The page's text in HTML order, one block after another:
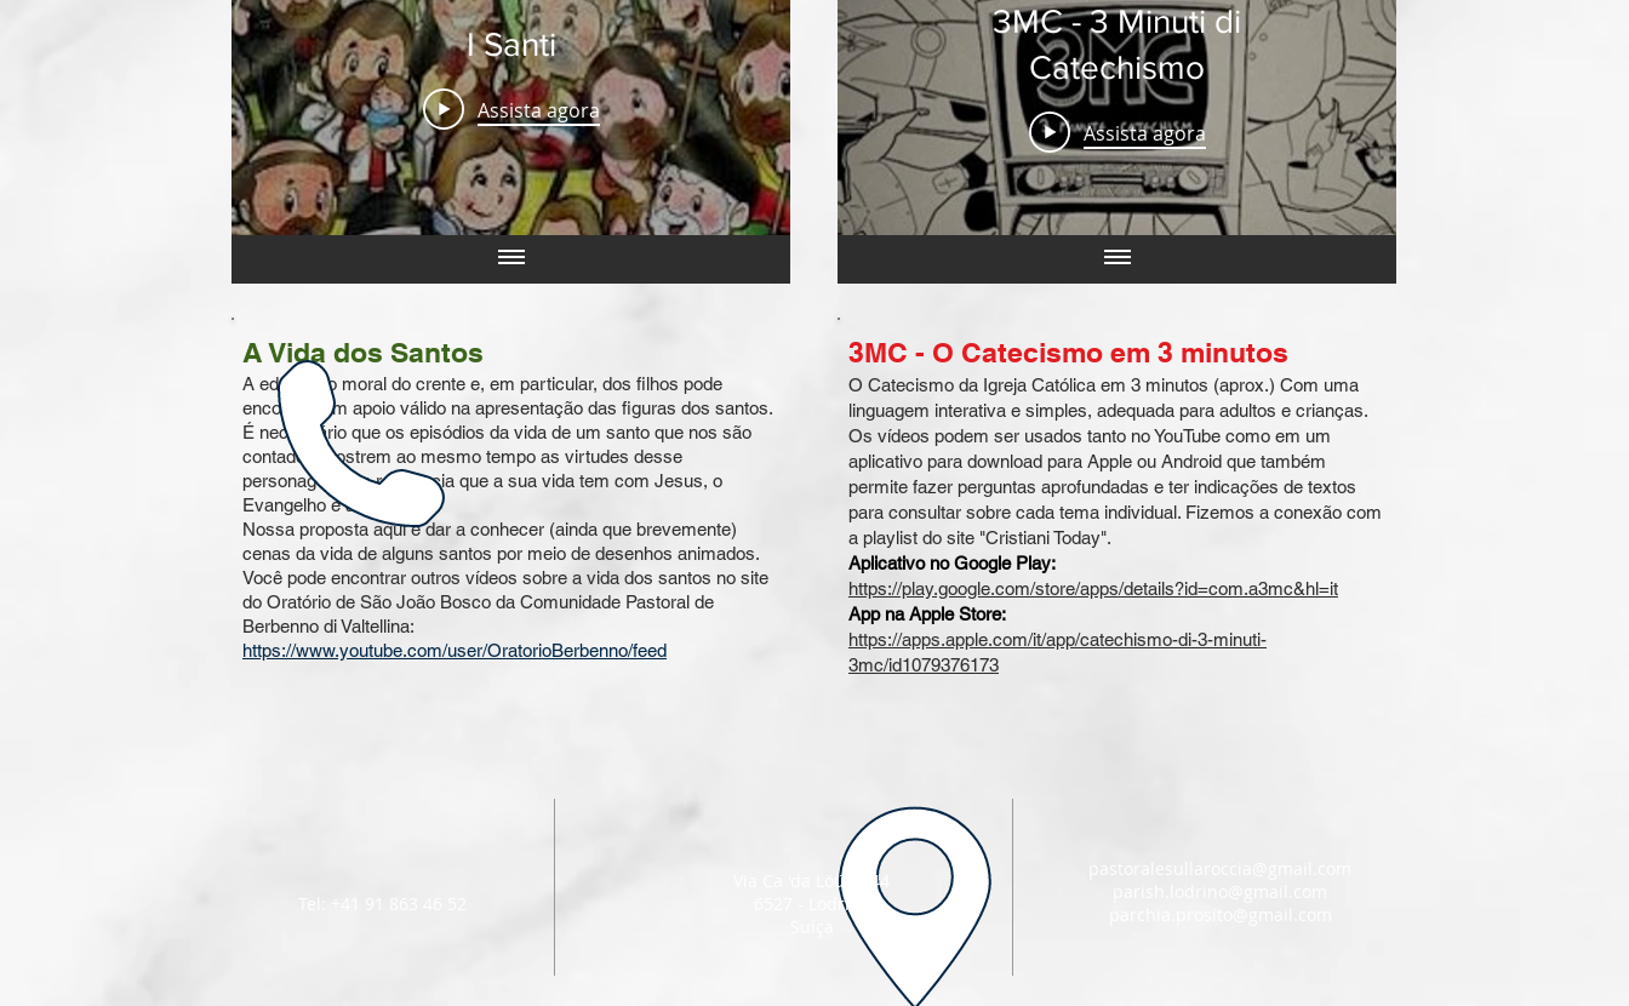
I Santi
Assista agora
A Vida dos Santos
A educação moral do crente e, em particular, dos filhos pode
encontrar um apoio válido na apresentação das figuras dos santos.
É necessário que os episódios da vida de um santo que nos são
contados mostrem ao mesmo tempo as virtudes desse
personagem e a referência que a sua vida tem com Jesus, o
Evangelho e a fé nele.
Nossa proposta aqui é dar a conhecer (ainda que brevemente)
cenas da vida de alguns santos por meio de desenhos animados.
Você pode encontrar outros vídeos sobre a vida dos santos no site
do Oratório de São João Bosco da Comunidade Pastoral de
Berbenno di Valtellina:
https://www.youtube.com/user/OratorioBerbenno/feed
3MC - 3 Minuti di
Catechismo
Assista agora
3MC - O Catecismo em 3 minutos
O Catecismo da Igreja Católica em 3 minutos (aprox.) Com uma
linguagem interativa e simples, adequada para adultos e crianças.
Os vídeos podem ser usados ​​tanto no YouTube como em um
aplicativo para download para Apple ou Android que também
permite fazer perguntas aprofundadas e ter indicações de textos
para consultar sobre cada tema individual. Fizemos a conexão com
a playlist do site "Cristiani Today".
Aplicativo no Google Play:
https://play.google.com/store/apps/details?id=com.a3mc&hl=it
App na Apple Store:
https://apps.apple.com/it/app/catechismo-di-3-minuti-
3mc/id1079376173
Via Ca 'da Löügh 44
6527 - Lodrino